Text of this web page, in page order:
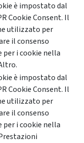
è impostato dal
Cookie Consent. Il
utilizzato per
il consenso
i cookie nella
è impostato dal
Cookie Consent. Il
utilizzato per
il consenso
i cookie nella